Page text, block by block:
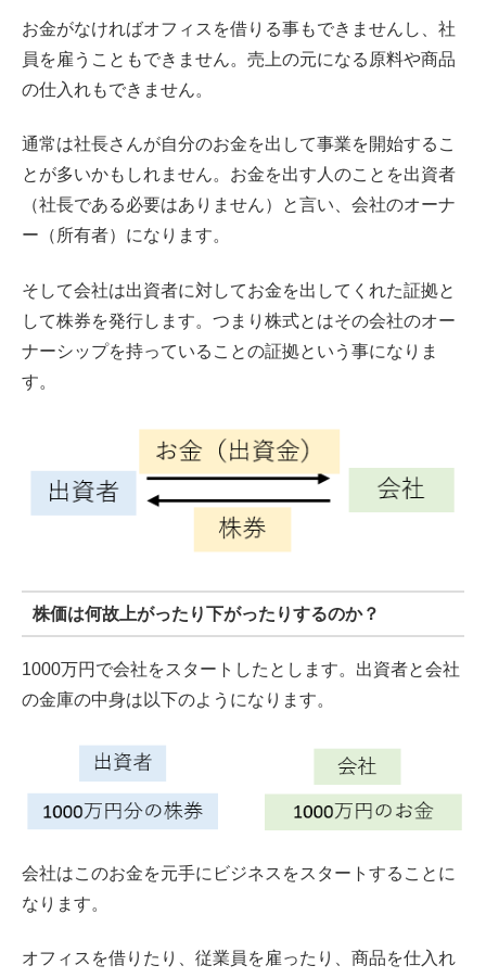
お金がなければオフィスを借りる事もできませんし、社
員を雇うこともできません。売上の元になる原料や商品
の仕入れもできません。
通常は社長さんが自分のお金を出して事業を開始するこ
とが多いかもしれません。お金を出す人のことを出資者
（社長である必要はありません）と言い、会社のオーナ
ー（所有者）になります。
そして会社は出資者に対してお金を出してくれた証拠と
して株券を発行します。つまり株式とはその会社のオー
ナーシップを持っていることの証拠という事になりま
す。
株価は何故上がったり下がったりするのか？
1000万円で会社をスタートしたとします。出資者と会社
の金庫の中身は以下のようになります。
会社はこのお金を元手にビジネスをスタートすることに
なります。
オフィスを借りたり、従業員を雇ったり、商品を仕入れ